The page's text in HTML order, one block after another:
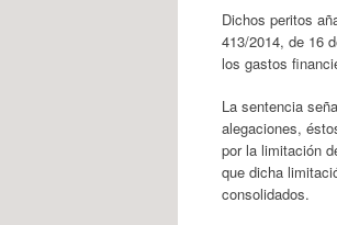
Dichos peritos
413/2014, de 16
los gastos
La sentencia
alegaciones,
por la limitación
que dicha
consolidados.